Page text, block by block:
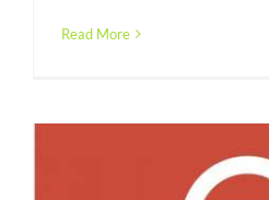
Read More